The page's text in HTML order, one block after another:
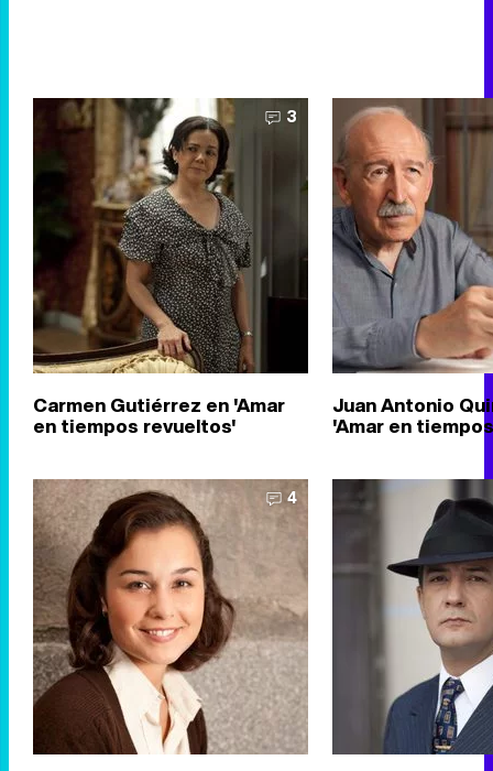
3
Carmen Gutiérrez en 'Amar
en tiempos revueltos'
Juan Antonio
'Amar en
4